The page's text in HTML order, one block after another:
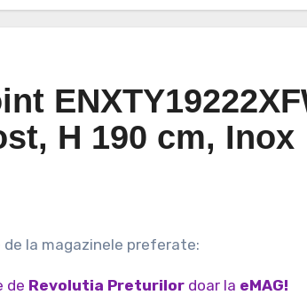
H 190 cm, Inox
de la magazinele preferate:
de Revolutia Preturilor doar la eMAG!